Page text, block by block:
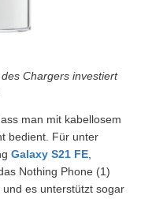
Chargers investiert
man mit kabellosem
bedient. Für unter
Galaxy S21 FE,
Nothing Phone (1)
es unterstützt sogar